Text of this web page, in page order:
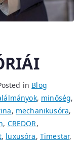
in Blog
, minőség,
, mechanikusóra,
, CREDOR,
, luxusóra, Timestar,